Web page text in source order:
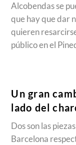
Alcobendas se
que hay que dar
quieren
público en el
Un gran
lado del
Dos son las
Barcelona